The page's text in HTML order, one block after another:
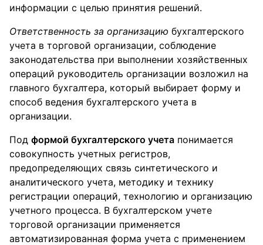
информации с целью принятия решений.
Ответственность за организацию бухгалтерского
учета в торговой организации, соблюдение
законодательства при выполнении хозяйственных
операций руководитель организации возложил на
главного бухгалтера, который выбирает форму и
способ ведения бухгалтерского учета в
организации.
Под формой бухгалтерского учета понимается
совокупность учетных регистров,
предопределяющих связь синтетического и
аналитического учета, методику и технику
регистрации операций, технологию и организацию
учетного процесса. В бухгалтерском учете
торговой организации применяется
автоматизированная форма учета с применением